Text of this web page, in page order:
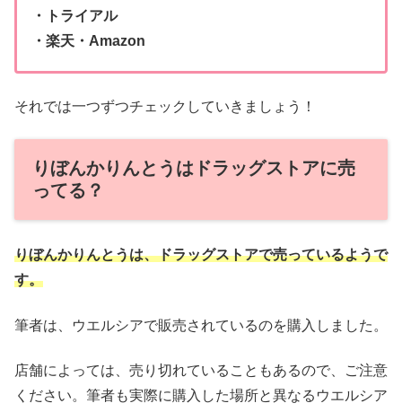
・トライアル
・楽天・Amazon
それでは一つずつチェックしていきましょう！
りぼんかりんとうはドラッグストアに売
ってる？
りぼんかりんとうは、ドラッグストアで売っているようで
す。
筆者は、ウエルシアで販売されているのを購入しました。
店舗によっては、売り切れていることもあるので、ご注意
ください。筆者も実際に購入した場所と異なるウエルシア